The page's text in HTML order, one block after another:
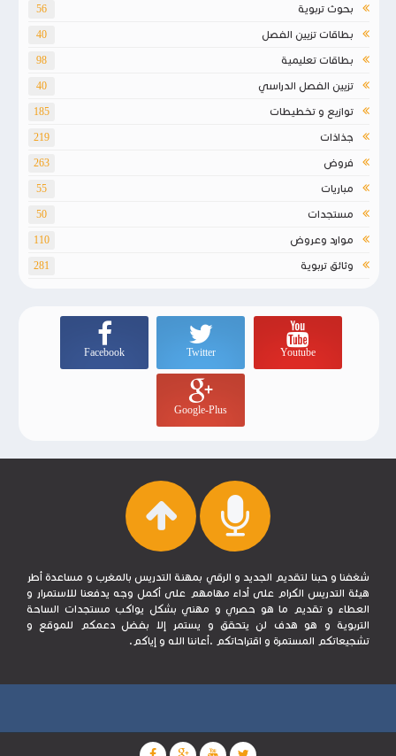
بحوث تربوية 56
بطاقات تزيين الفصل 40
بطاقات تعليمية 98
تزيين الفصل الدراسي 40
توازيع و تخطيطات 185
جذاذات 219
فروض 263
مباريات 55
مستجدات 50
موارد وعروض 110
وثائق تربوية 281
Youtube
Twitter
Facebook
Google-Plus
شغفنا و حبنا لتقديم الجديد و الرقي بمهنة التدريس بالمغرب و مساعدة أطر
هيئة التدريس الكرام على أداء مهامهم على أكمل وجه يدفعنا للاستمرار و
العطاء و تقديم ما هو حصري و مهني بشكل يواكب مستجدات الساحة
التربوية و هو هدف لن يتحقق و يستمر إلا بفضل دعمكم للموقع و
تشجيعاتكم المستمرة و اقتراحاتكم .أعاننا الله و إياكم.